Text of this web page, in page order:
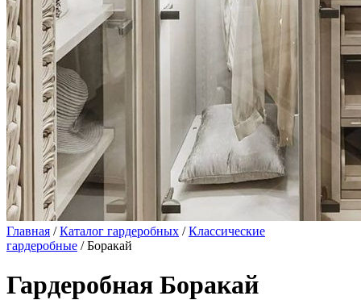
Главная /Каталог гардеробных /Классические
гардеробные / Боракай
Гардеробная Боракай